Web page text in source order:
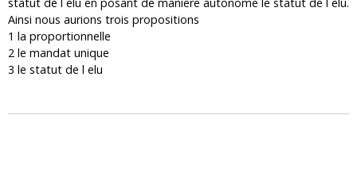
Ainsi nous aurions trois propositions
1 la proportionnelle
2 le mandat unique
3 le statut de l elu